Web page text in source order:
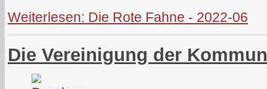
Weiterlesen: Die Rote Fahne - 2022-06
Die Vereinigung der